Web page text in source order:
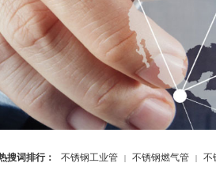
搜词排行： 不锈钢工业管 | 不锈钢燃气管 | 不